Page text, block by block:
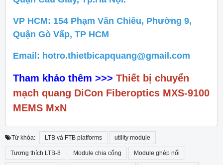
VP HCM: 154 Phạm Văn Chiêu, Phường 9,
Quận Gò Vấp, TP HCM
Email: hotro.thietbicapquang@gmail.com
Tham khảo thêm >>> Thiết bị chuyển
mạch quang DiCon Fiberoptics MXS-9100
MEMS MxN
Từ khóa: LTB và FTB platforms utility module
Tương thích LTB-8 Module chia cổng Module ghép nối